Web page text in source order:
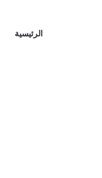
الرئيسية